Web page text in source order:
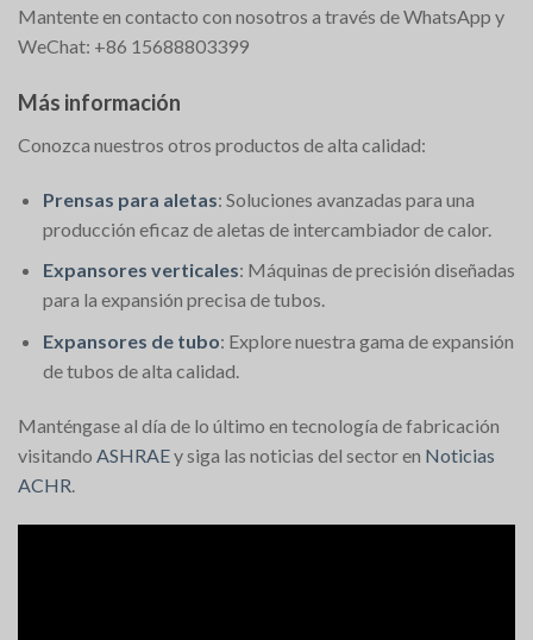
Mantente en contacto con nosotros a través de WhatsApp y
WeChat: +86 15688803399
Más información
Conozca nuestros otros productos de alta calidad:
Prensas para aletas: Soluciones avanzadas para una
producción eficaz de aletas de intercambiador de calor.
Expansores verticales: Máquinas de precisión diseñadas
para la expansión precisa de tubos.
Expansores de tubo: Explore nuestra gama de expansión
de tubos de alta calidad.
Manténgase al día de lo último en tecnología de fabricación
visitando ASHRAEy siga las noticias del sector en Noticias
ACHR